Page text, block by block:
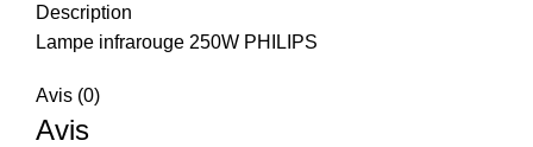
Description
Lampe infrarouge 250W PHILIPS
Avis (0)
Avis